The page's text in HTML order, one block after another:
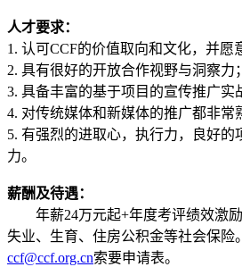
人才要求：
1. 认可CCF的价值取向和文化，并愿
2. 具有很好的开放合作视野与洞察力；
3. 具备丰富的基于项目的宣传推广实
4. 对传统媒体和新媒体的推广都非常
5. 有强烈的进取心，执行力，良好的
力。
薪酬及待遇：
年薪24万元起+年度考评绩效激励
失业、生育、住房公积金等社会保险
ccf@ccf.org.cn索要申请表。